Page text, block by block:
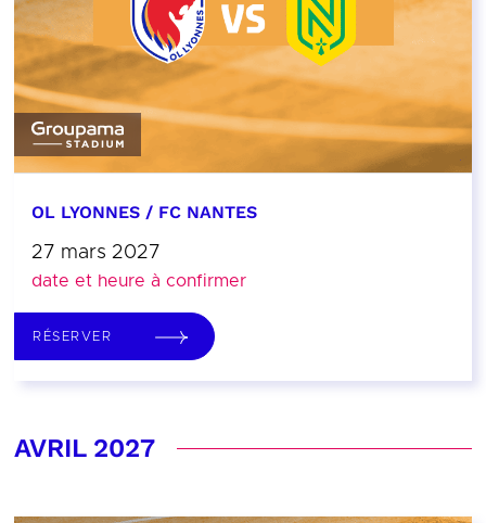
OL LYONNES / FC NANTES
27 mars 2027
date et heure à confirmer
RÉSERVER
AVRIL 2027